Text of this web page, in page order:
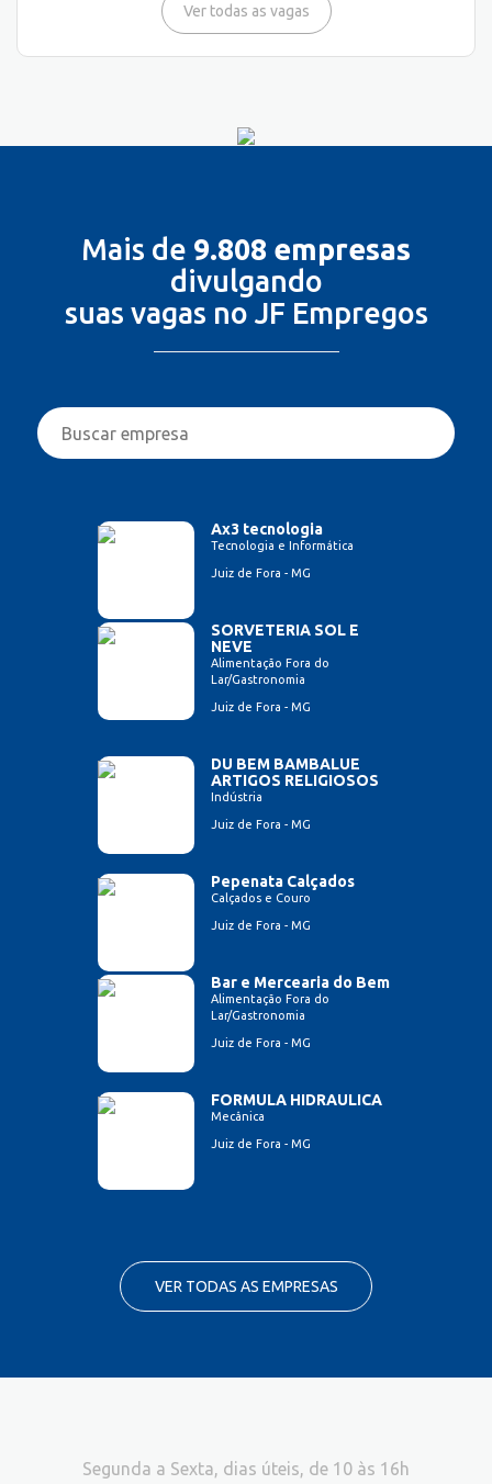
Ver todas as vagas
Mais de 9.808 empresas
divulgando
suas vagas no JF Empregos
Ax3 tecnologia
Tecnologia e Informática
Juiz de Fora - MG
SORVETERIA SOL E
NEVE
Alimentação Fora do
Lar/Gastronomia
Juiz de Fora - MG
DU BEM BAMBALUE
ARTIGOS RELIGIOSOS
Indústria
Juiz de Fora - MG
Pepenata Calçados
Calçados e Couro
Juiz de Fora - MG
Bar e Mercearia do Bem
Alimentação Fora do
Lar/Gastronomia
Juiz de Fora - MG
FORMULA HIDRAULICA
Mecânica
Juiz de Fora - MG
VER TODAS AS EMPRESAS
Segunda a Sexta, dias úteis, de 10 às 16h